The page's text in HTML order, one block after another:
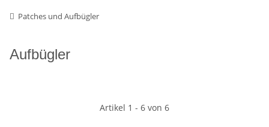
Patches und Aufbügler
Aufbügler
Artikel 1 - 6 von 6